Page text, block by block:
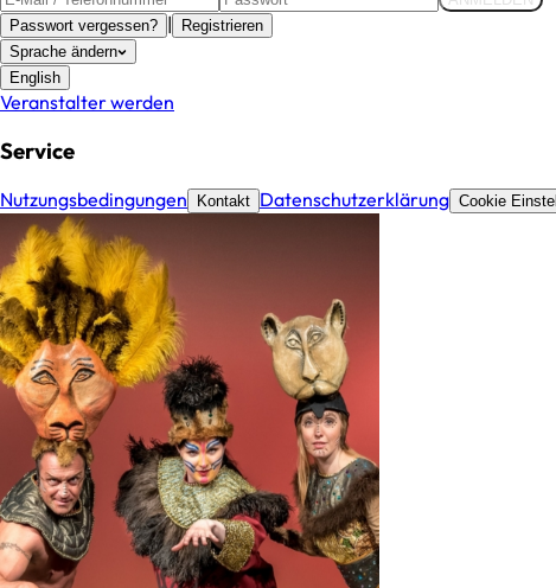
Passwort vergessen? |
Registrieren
Sprache ändern
English
Veranstalter werden
Service
Nutzungsbedingungen Kontakt Datenschutzerklärung Cookie